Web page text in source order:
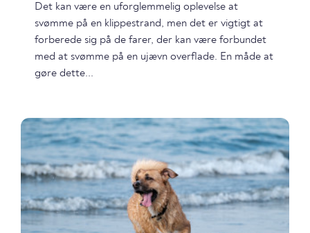
Det kan være en uforglemmelig oplevelse at
svømme på en klippestrand, men det er vigtigt at
forberede sig på de farer, der kan være forbundet
med at svømme på en ujævn overflade. En måde at
gøre dette...